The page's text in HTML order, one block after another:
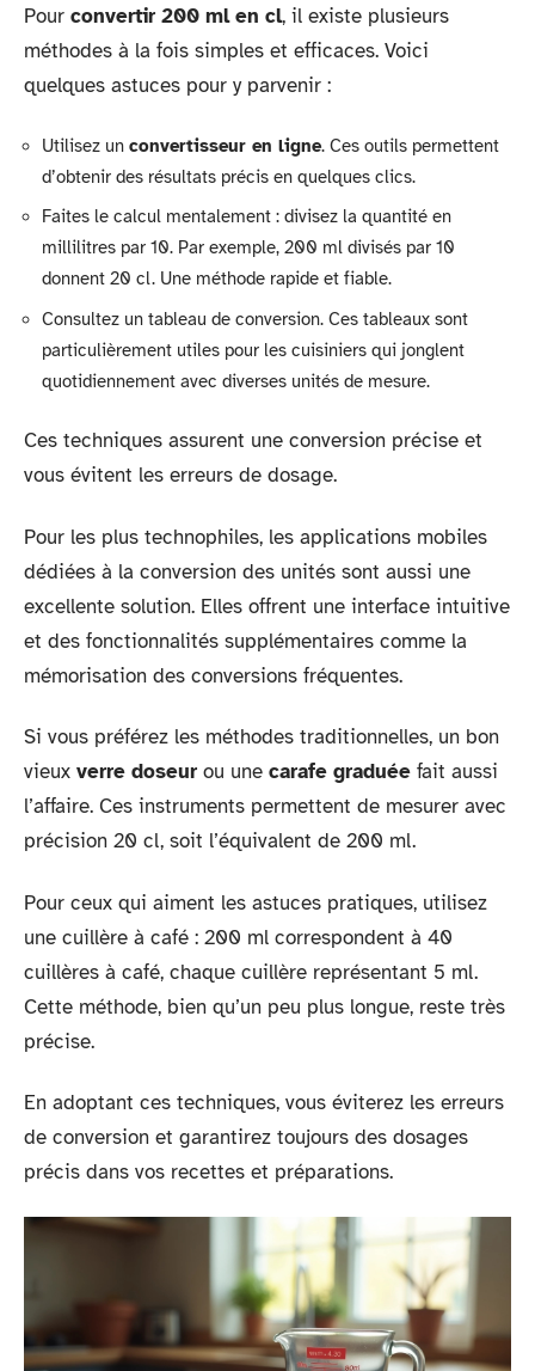
Pour convertir 200 ml en cl, il existe plusieurs
méthodes à la fois simples et efficaces. Voici
quelques astuces pour y parvenir :
Utilisez un convertisseur en ligne. Ces outils permettent
d’obtenir des résultats précis en quelques clics.
Faites le calcul mentalement : divisez la quantité en
millilitres par 10. Par exemple, 200 ml divisés par 10
donnent 20 cl. Une méthode rapide et fiable.
Consultez un tableau de conversion. Ces tableaux sont
particulièrement utiles pour les cuisiniers qui jonglent
quotidiennement avec diverses unités de mesure.
Ces techniques assurent une conversion précise et
vous évitent les erreurs de dosage.
Pour les plus technophiles, les applications mobiles
dédiées à la conversion des unités sont aussi une
excellente solution. Elles offrent une interface intuitive
et des fonctionnalités supplémentaires comme la
mémorisation des conversions fréquentes.
Si vous préférez les méthodes traditionnelles, un bon
vieux verre doseur ou une carafe graduée fait aussi
l’affaire. Ces instruments permettent de mesurer avec
précision 20 cl, soit l’équivalent de 200 ml.
Pour ceux qui aiment les astuces pratiques, utilisez
une cuillère à café : 200 ml correspondent à 40
cuillères à café, chaque cuillère représentant 5 ml.
Cette méthode, bien qu’un peu plus longue, reste très
précise.
En adoptant ces techniques, vous éviterez les erreurs
de conversion et garantirez toujours des dosages
précis dans vos recettes et préparations.